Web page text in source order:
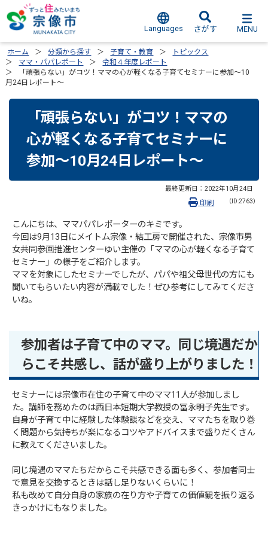
Languages さがす MENU
ホーム 分類から探す 子育て・教育
トピックス
ママ・パパレポート
令和４年度レポート
「頑張らない」がコツ！ママの心が軽くなる子育てセミナーに参加～10
月24日レポート～
「頑張らない」がコツ！ママの
心が軽くなる子育てセミナーに
参加～10月24日レポート～
最終更新日： 2022年10月24日
（ID:2763）
印刷
こんにちは、ママパパレポーターのキミです。
今回は9月13日にメイトム宗像・結工房で開催された、宗像市男
女共同参画推進センターゆい主催の「ママの心が軽くなる子育て
セミナー」の様子をご紹介します。
ママを対象にしたセミナーでしたが、パパや祖父母世代の方にも
聞いてもらいたい内容が満載でした！ぜひ参考にしてみてくださ
いね。
参加者は子育て中のママ。同じ境遇だか
らこそ共感し、話が盛り上がりました！
セミナーには宗像市在住の子育て中のママ11人が参加しまし
た。講師を務めたのは西日本短期大学教授の冨永明子先生です。
自身が子育て中に経験した体験談などを交え、ママたちを取り巻
く問題から気持ちが楽になるコツやアドバイスまで盛りだくさん
に教えてくださいました。
同じ境遇のママたちだからこそ共感できる面も多く、参加者同士
で意見を交換するときは話し足りないくらいに！
私も改めて自分自身の家族の在り方や子育ての価値観を振り返る
きっかけにもなりました。